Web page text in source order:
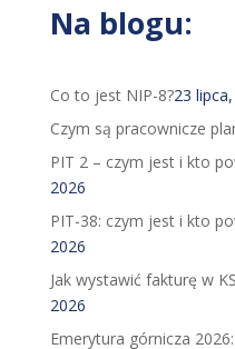
Na blogu:
Co to jest NIP-8?23
Czym są pracownicze
PIT 2 – czym jest i kto
2026
PIT-38: czym jest i kto
2026
Jak wystawić fakturę w
2026
Emerytura górnicza